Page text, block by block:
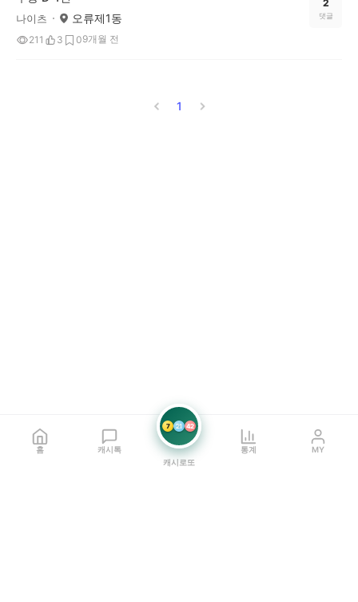
나이츠 오류제1동
211 3 09개월 전
2
댓글
1
홈 캐시톡
7 21 42
캐시로또
통계 MY